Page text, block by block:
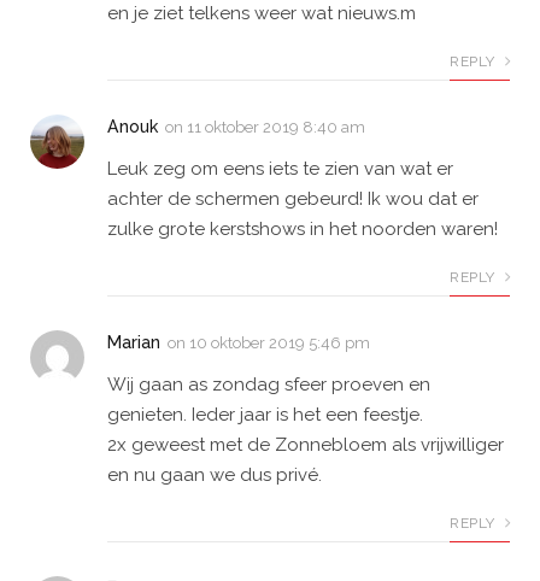
en je ziet telkens weer wat nieuws.m
REPLY
Anouk on 11 oktober 2019 8:40 am
Leuk zeg om eens iets te zien van wat er
achter de schermen gebeurd! Ik wou dat er
zulke grote kerstshows in het noorden waren!
REPLY
Marian on 10 oktober 2019 5:46 pm
Wij gaan as zondag sfeer proeven en
genieten. Ieder jaar is het een feestje.
2x geweest met de Zonnebloem als vrijwilliger
en nu gaan we dus privé.
REPLY